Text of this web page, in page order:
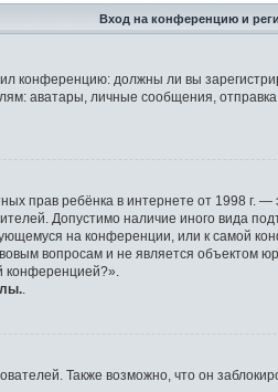
Вход на конференцию и
конференцию: должны ли вы
аватары, личные сообщения,
прав ребёнка в интернете от 1998
Допустимо наличие иного вида
на конференции, или к самой
вопросам и не является объектом
конференцией?».
Также возможно, что он